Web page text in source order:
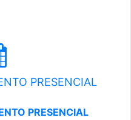
PRESENCIAL
PRESENCIAL